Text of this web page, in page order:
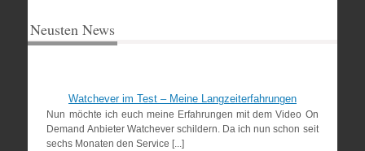
Neusten News
Watchever im Test – Meine Langzeiterfahrungen
Nun möchte ich euch meine Erfahrungen mit dem Video On
Demand Anbieter Watchever schildern. Da ich nun schon seit
sechs Monaten den Service [...]